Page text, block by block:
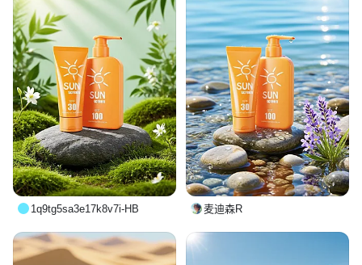
1q9tg5sa3e17k8v7i-HB 麦迪森R